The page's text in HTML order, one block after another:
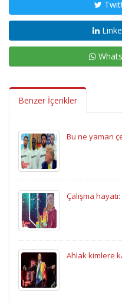
Benzer İçerikler
Bu ne yaman
Çalışma
Ahlak kimlere